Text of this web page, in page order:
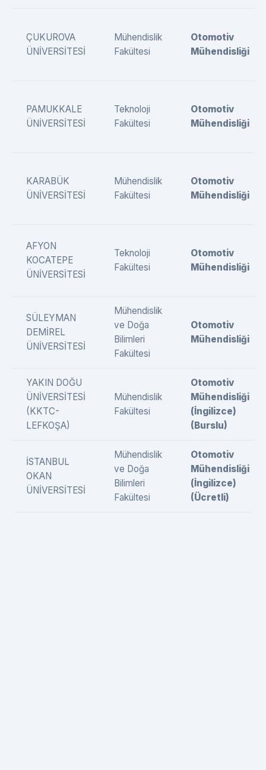
ÇUKUROVA
ÜNİVERSİTESİ
Mühendislik
Fakültesi
Otomotiv
Mühendisliği
PAMUKKALE
ÜNİVERSİTESİ
Teknoloji
Fakültesi
Otomotiv
Mühendisliği
KARABÜK
ÜNİVERSİTESİ
Mühendislik
Fakültesi
Otomotiv
Mühendisliği
AFYON
KOCATEPE
ÜNİVERSİTESİ
Teknoloji
Fakültesi
Otomotiv
Mühendisliği
SÜLEYMAN
DEMİREL
ÜNİVERSİTESİ
Mühendislik
ve Doğa
Bilimleri
Fakültesi
Otomotiv
Mühendisliği
YAKIN DOĞU
ÜNİVERSİTESİ
(KKTC-
LEFKOŞA)
Mühendislik
Fakültesi
Otomotiv
Mühendisliği
(İngilizce)
(Burslu)
İSTANBUL
OKAN
ÜNİVERSİTESİ
Mühendislik
ve Doğa
Bilimleri
Fakültesi
Otomotiv
Mühendisliği
(İngilizce)
(Ücretli)